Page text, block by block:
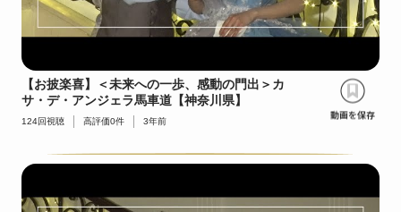
【お披楽喜】＜未来への一歩、感動の門出＞カ
サ・デ・アンジェラ馬車道【神奈川県】
124回視聴 高評価0件 3年前